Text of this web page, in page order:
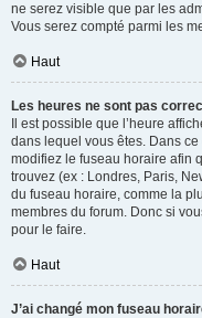
ne serez visible que par les
Vous serez compté parmi les
Haut
Les heures ne sont pas
Il est possible que l’heure
dans lequel vous êtes. Dans ce
modifiez le fuseau horaire afin
trouvez (ex : Londres, Paris,
du fuseau horaire, comme la
membres du forum. Donc si
pour le faire.
Haut
J’ai changé mon fuseau